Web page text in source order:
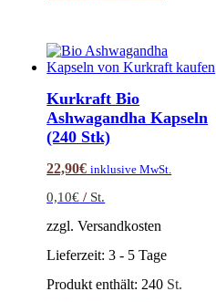
Kurkraft Bio
Ashwagandha Kapseln
(240 Stk)
22,90€ inklusive MwSt.
0,10€ / St.
zzgl. Versandkosten
Lieferzeit:3 - 5 Tage
Produkt enthält: 240 St.